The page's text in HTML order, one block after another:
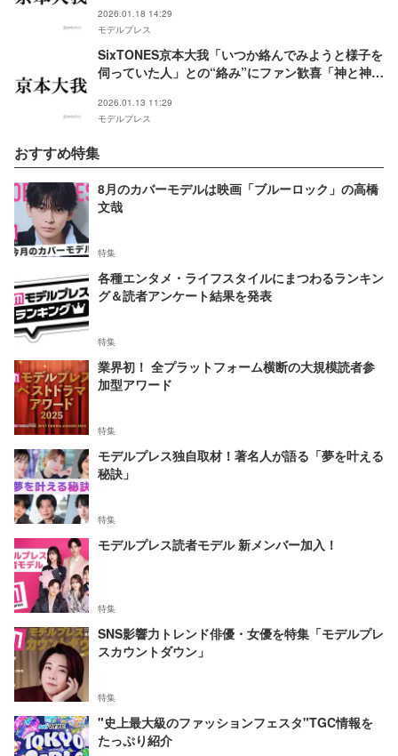
2026.01.18 14:29
モデルプレス
SixTONES京本大我「いつか絡んでみようと様子を
伺っていた人」との“絡み”にファン歓喜「神と神の
2026.01.13 11:29
モデルプレス
おすすめ特集
8月のカバーモデルは映画「ブルーロック」の高橋
文哉
特集
各種エンタメ・ライフスタイルにまつわるランキン
グ＆読者アンケート結果を発表
特集
業界初！ 全プラットフォーム横断の大規模読者参
加型アワード
特集
モデルプレス独自取材！著名人が語る「夢を叶える
秘訣」
特集
モデルプレス読者モデル 新メンバー加入！
特集
SNS影響力トレンド俳優・女優を特集「モデルプレ
スカウントダウン」
特集
"史上最大級のファッションフェスタ"TGC情報を
たっぷり紹介